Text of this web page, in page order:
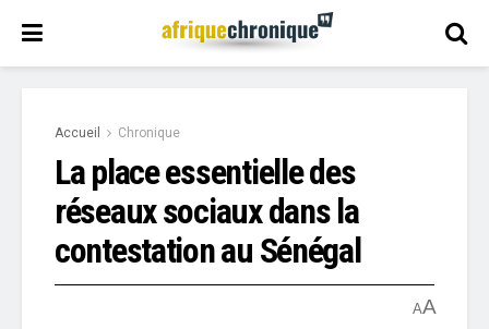
Accueil Chronique
La place essentielle des
réseaux sociaux dans la
contestation au Sénégal
AA